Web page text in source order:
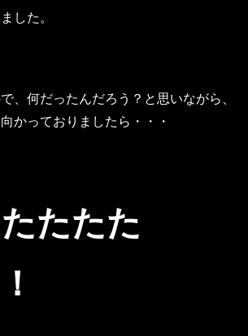
した。
、何だったんだろう？と思いながら、
かっておりましたら・・・
たたた